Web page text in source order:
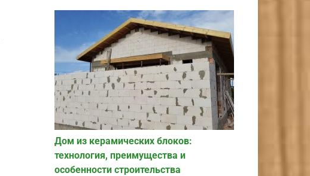
Дом из керамических блоков:
технология, преимущества и
особенности строительства